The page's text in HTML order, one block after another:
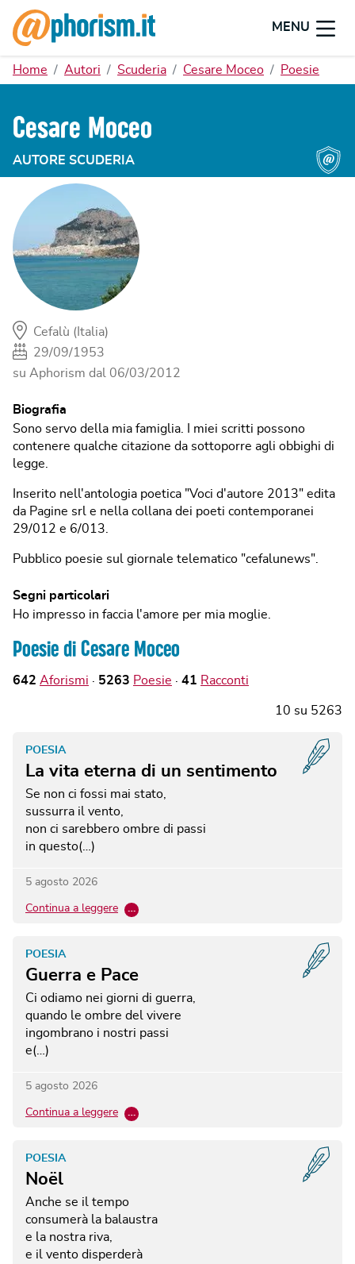
MENU
Home Autori Scuderia Cesare Moceo Poesie
Cesare Moceo
AUTORE SCUDERIA
Cefalù (Italia)
29/09/1953
su Aphorism dal 06/03/2012
Biografia
Sono servo della mia famiglia. I miei scritti possono
contenere qualche citazione da sottoporre agli obbighi di
legge.
Inserito nell'antologia poetica "Voci d'autore 2013" edita
da Pagine srl e nella collana dei poeti contemporanei
29/012 e 6/013.
Pubblico poesie sul giornale telematico "cefalunews".
Segni particolari
Ho impresso in faccia l'amore per mia moglie.
Poesie di Cesare Moceo
642 Aforismi 5263 Poesie 41 Racconti
10 su 5263
La vita eterna di un sentimento
POESIA
Se non ci fossi mai stato,
sussurra il vento,
non ci sarebbero ombre di passi
in questo(…)
5 agosto 2026
Continua a leggere …
Guerra e Pace
POESIA
Ci odiamo nei giorni di guerra,
quando le ombre del vivere
ingombrano i nostri passi
e(…)
5 agosto 2026
Continua a leggere …
Noël
POESIA
Anche se il tempo
consumerà la balaustra
e la nostra riva,
e il vento disperderà